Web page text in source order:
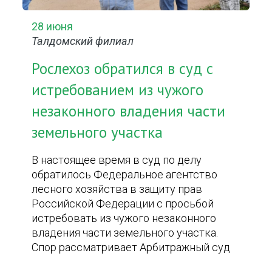
28 июня
Талдомский филиал
Рослехоз обратился в суд с
истребованием из чужого
незаконного владения части
земельного участка
В настоящее время в суд по делу
обратилось Федеральное агентство
лесного хозяйства в защиту прав
Российской Федерации с просьбой
истребовать из чужого незаконного
владения части земельного участка.
Спор рассматривает Арбитражный суд